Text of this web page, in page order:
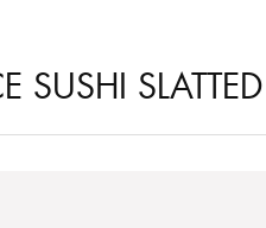
SUSHI